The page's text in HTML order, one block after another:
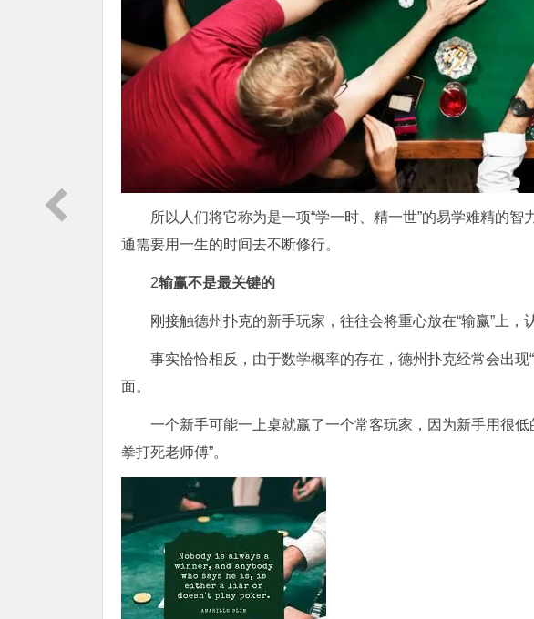
所以人们将它称为是一项“学一时、精一世”的易学难精的
通需要用一生的时间去不断修行。
2输赢不是最关键的
刚接触德州扑克的新手玩家，往往会将重心放在“输赢”上，
事实恰恰相反，由于数学概率的存在，德州扑克经常会出现
面。
一个新手可能一上桌就赢了一个常客玩家，因为新手用很
拳打死老师傅”。